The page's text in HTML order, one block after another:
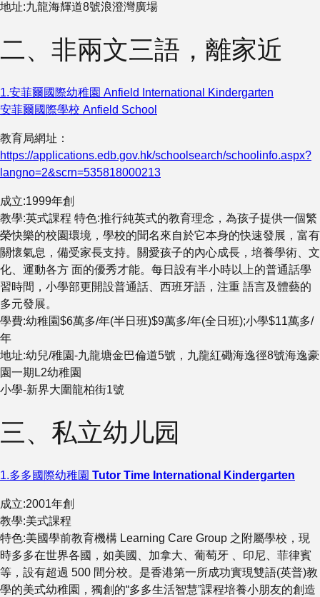
地址:九龍海輝道8號浪澄灣廣場
二、非兩文三語，離家近
1.安菲爾國際幼稚園 Anfield International Kindergarten
安菲爾國際學校 Anfield School
教育局網址：
https://applications.edb.gov.hk/schoolsearch/schoolinfo.aspx?
langno=2&scrn=535818000213
成立:1999年創
教學:英式課程 特色:推行純英式的教育理念，為孩子提供一個繁
榮快樂的校園環境，學校的聞名來自於它本身的快速發展，富有
關懷氣息，備受家長支持。關愛孩子的內心成長，培養學術、文
化、運動各方 面的優秀才能。每日設有半小時以上的普通話學
習時間，小學部更開設普通話、西班牙語，注重 語言及體藝的
多元發展。
學費:幼稚園$6萬多/年(半日班)$9萬多/年(全日班);小學$11萬多/
年
地址:幼兒/稚園-九龍塘金巴倫道5號，九龍紅磡海逸徑8號海逸豪
園一期L2幼稚園
小學-新界大圍龍柏街1號
三、私立幼儿园
1.多多國際幼稚園 Tutor Time International Kindergarten
成立:2001年創
教學:美式課程
特色:美國學前教育機構 Learning Care Group 之附屬學校，現
時多多在世界各國，如美國、加拿大、葡萄牙 、印尼、菲律賓
等，設有超過 500 間分校。是香港第一所成功實現雙語(英普)教
學的美式幼稚園，獨創的“多多生活智慧”課程培養小朋友的創造